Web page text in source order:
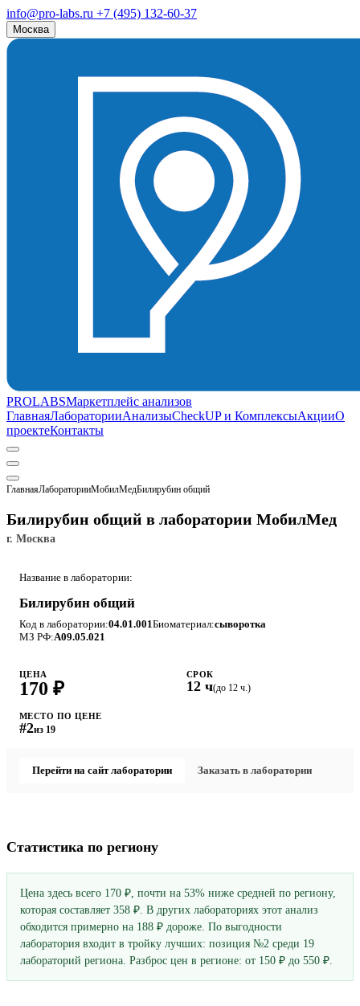
info@pro-labs.ru +7 (495) 132-60-37
Москва
PROLABSМаркетплейс анализов
ГлавнаяЛабораторииАнализыCheckUP и КомплексыАкцииО
проектеКонтакты
ГлавнаяЛабораторииМобилМедБилирубин общий
Билирубин общий в лаборатории МобилМед
г. Москва
Название в лаборатории:
Билирубин общий
Код в лаборатории:04.01.001Биоматериал:сыворотка
МЗ РФ:A09.05.021
ЦЕНА
170 ₽
СРОК
12 ч(до 12 ч.)
МЕСТО ПО ЦЕНЕ
#2из 19
Перейти на сайт лаборатории Заказать в лаборатории
Статистика по региону
Цена здесь всего 170 ₽, почти на 53% ниже средней по региону,
которая составляет 358 ₽. В других лабораториях этот анализ
обходится примерно на 188 ₽ дороже. По выгодности
лаборатория входит в тройку лучших: позиция №2 среди 19
лабораторий региона. Разброс цен в регионе: от 150 ₽ до 550 ₽.